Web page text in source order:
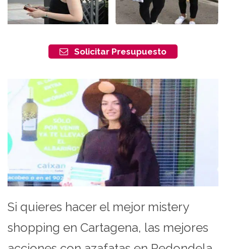
Solicitar Presupuesto
Si quieres hacer el mejor mistery
shopping en Cartagena, las mejores